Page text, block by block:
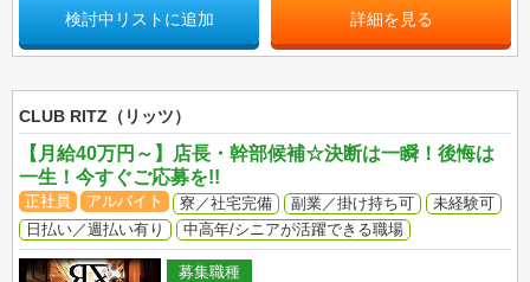
検討中リストに追加 詳細を見る
CLUB RITZ（リッツ）
【月給40万円～】店長・幹部候補☆決断は一瞬！後悔は
一生！今すぐご応募を!!
正社員 アルバイト 寮／社宅完備 副業／掛け持ち可
未経験可
日払い／週払い有り
中高年/シニアが活躍できる職場
募集職種